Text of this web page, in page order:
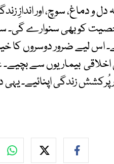
دماغ، سوچ، اور اندازِ
کو بھی سنوارے گی۔
اس لیے ضرور دوسروں کا
بیماریوں سے بچیے۔
زندگی اپنائیے۔ یہی